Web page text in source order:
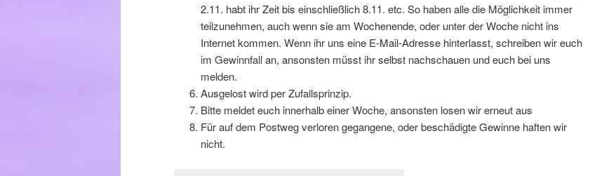
2.11. habt ihr Zeit bis einschließlich 8.11. etc. So haben alle die Möglichkeit immer
teilzunehmen, auch wenn sie am Wochenende, oder unter der Woche nicht ins
Internet kommen. Wenn ihr uns eine E-Mail-Adresse hinterlasst, schreiben wir euch
im Gewinnfall an, ansonsten müsst ihr selbst nachschauen und euch bei uns
melden.
Ausgelost wird per Zufallsprinzip.
Bitte meldet euch innerhalb einer Woche, ansonsten losen wir erneut aus
Für auf dem Postweg verloren gegangene, oder beschädigte Gewinne haften wir
nicht.